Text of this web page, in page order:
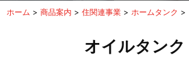
ホーム >商品案内 >住関連事業 > ホームタンク >
オイルタンク